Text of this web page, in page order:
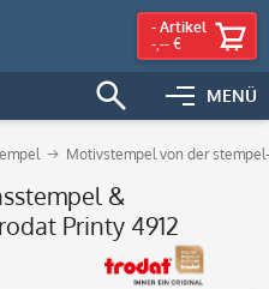
MENÜ
- Artikel
-,-- €
Motivstempel von der
&
Printy 4912